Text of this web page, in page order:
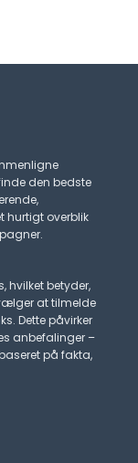
den bedste
hurtigt overblik
hvilket betyder,
at tilmelde
Dette påvirker
anbefalinger –
på fakta,